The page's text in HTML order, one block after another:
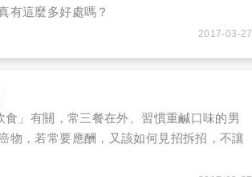
有這麼多好處嗎？
2017-03-27
」有關，常三餐在外、習慣重鹹口味的男
物，若常要應酬，又該如何見招拆招，不讓